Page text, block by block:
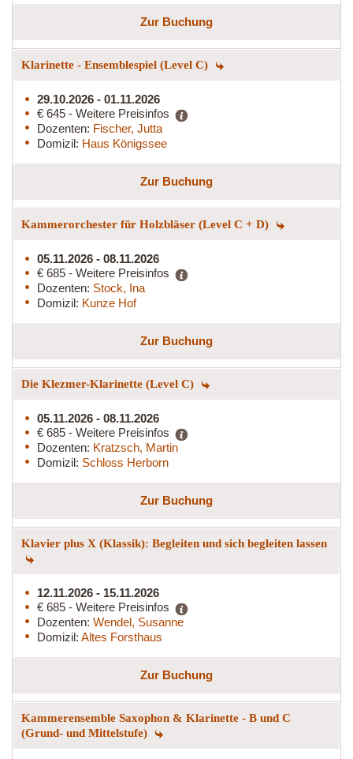
Zur Buchung
Klarinette - Ensemblespiel (Level C)
29.10.2026 - 01.11.2026
€ 645 - Weitere Preisinfos
Dozenten: Fischer, Jutta
Domizil: Haus Königssee
Zur Buchung
Kammerorchester für Holzbläser (Level C + D)
05.11.2026 - 08.11.2026
€ 685 - Weitere Preisinfos
Dozenten: Stock, Ina
Domizil: Kunze Hof
Zur Buchung
Die Klezmer-Klarinette (Level C)
05.11.2026 - 08.11.2026
€ 685 - Weitere Preisinfos
Dozenten: Kratzsch, Martin
Domizil: Schloss Herborn
Zur Buchung
Klavier plus X (Klassik): Begleiten und sich begleiten lassen
12.11.2026 - 15.11.2026
€ 685 - Weitere Preisinfos
Dozenten: Wendel, Susanne
Domizil: Altes Forsthaus
Zur Buchung
Kammerensemble Saxophon & Klarinette - B und C
(Grund- und Mittelstufe)